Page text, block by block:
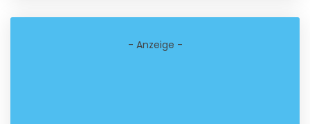
- Anzeige -